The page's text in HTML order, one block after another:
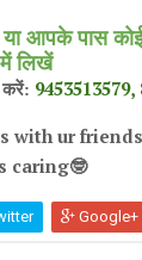
आपके पास
लिखें
करें: 9453513579,
with ur friends
caring🤓
Google+